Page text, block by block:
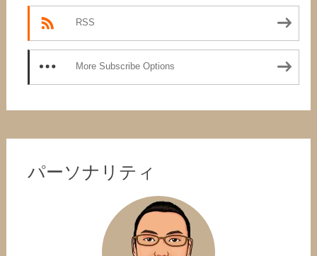
RSS
More Subscribe Options
パーソナリティ